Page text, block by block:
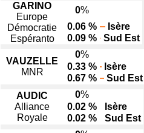
GARINO
Europe
Démocratie
Espéranto
0%
0.06 %
Isère
0.09 %
Sud Est
VAUZELLE
MNR
0%
0.33 %
Isère
0.67 %
Sud Est
AUDIC
Alliance
Royale
0%
0.02 %
Isère
0.02 %
Sud Est